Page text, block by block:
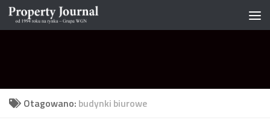
Skip to content
Otagowano: budynki biurowe